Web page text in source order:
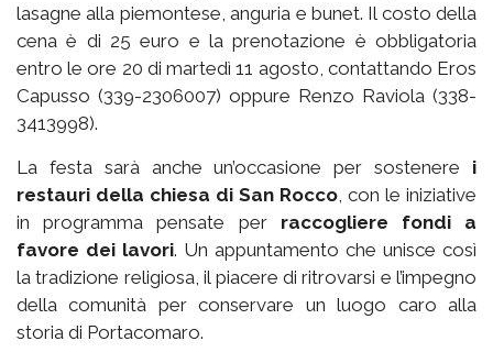
lasagne alla piemontese, anguria e bunet. Il costo della
cena è di 25 euro e la prenotazione è obbligatoria
entro le ore 20 di martedì 11 agosto, contattando Eros
Capusso (339-2306007) oppure Renzo Raviola (338-
3413998).
La festa sarà anche un’occasione per sostenere i
restauri della chiesa di San Rocco, con le iniziative
in programma pensate per raccogliere fondi a
favore dei lavori. Un appuntamento che unisce così
la tradizione religiosa, il piacere di ritrovarsi e l’impegno
della comunità per conservare un luogo caro alla
storia di Portacomaro.